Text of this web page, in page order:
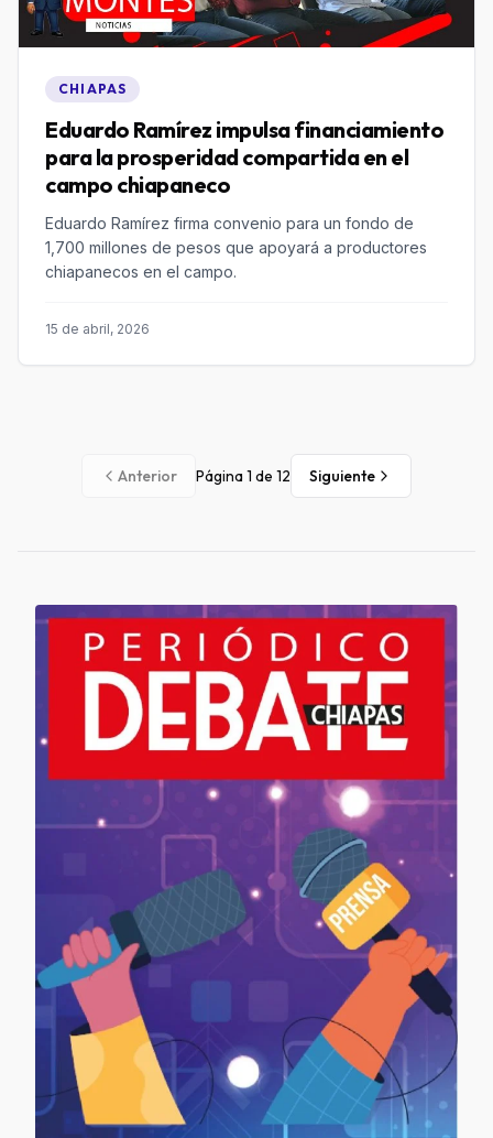
CHIAPAS
Eduardo Ramírez impulsa financiamiento
para la prosperidad compartida en el
campo chiapaneco
Eduardo Ramírez firma convenio para un fondo de
1,700 millones de pesos que apoyará a productores
chiapanecos en el campo.
15 de abril, 2026
Anterior Página1 de 12 Siguiente